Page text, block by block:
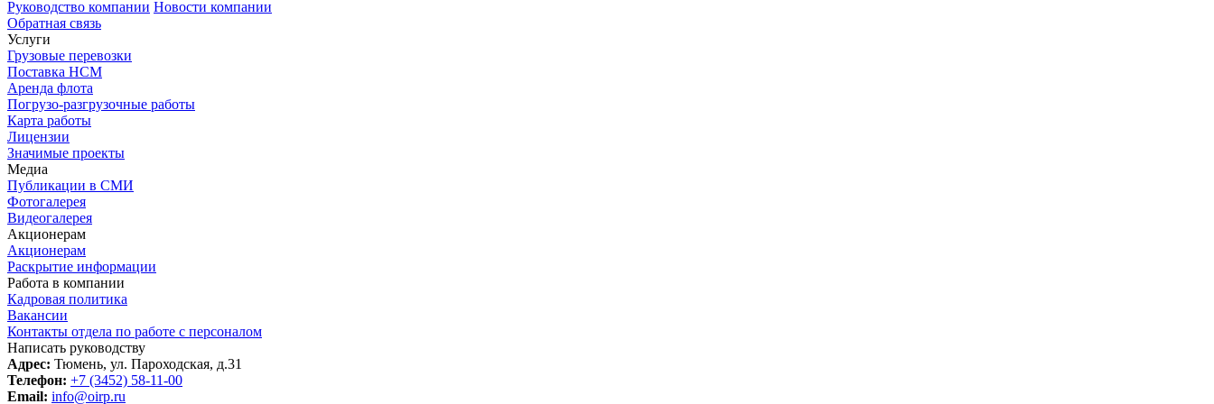
Руководство компании Новости компании
Обратная связь
Услуги
Грузовые перевозки
Поставка НСМ
Аренда флота
Погрузо-разгрузочные работы
Карта работы
Лицензии
Значимые проекты
Медиа
Публикации в СМИ
Фотогалерея
Видеогалерея
Акционерам
Акционерам
Раскрытие информации
Работа в компании
Кадровая политика
Вакансии
Контакты отдела по работе с персоналом
Написать руководству
Адрес: Тюмень, ул. Пароходская, д.31
Телефон: +7 (3452) 58-11-00
Email: info@oirp.ru